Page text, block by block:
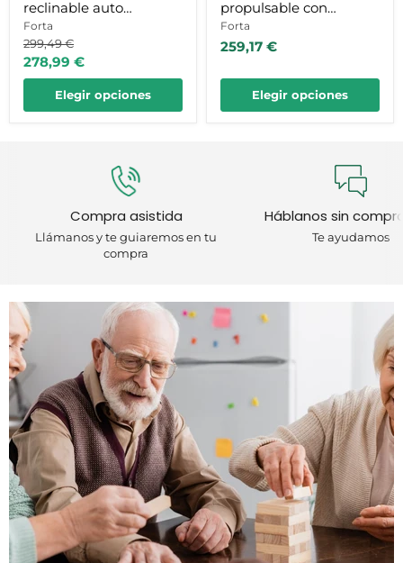
reclinable auto
propulsable con
reposapiés extraibles
Forta
Precio
original
299,49 €
Precio
actual
278,99 €
Elegir opciones
propulsable con
sistema de plegado
especial
Forta
259,17 €
Elegir opciones
Compra asistida
Llámanos y te guiaremos en tu
compra
Háblanos sin
Te ayudamos